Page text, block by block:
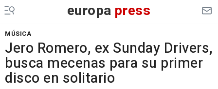
europa press
MÚSICA
Jero Romero, ex Sunday Drivers,
busca mecenas para su primer
disco en solitario